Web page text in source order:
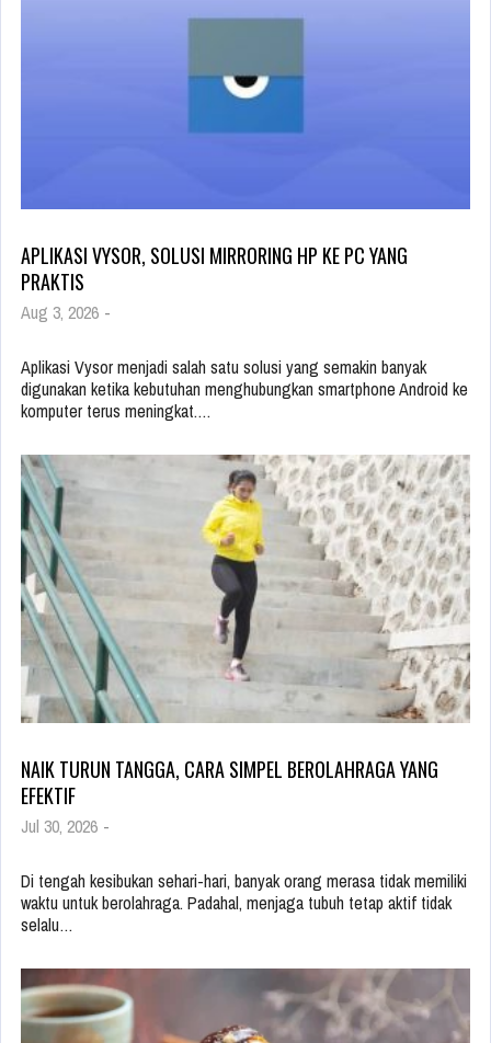
APLIKASI VYSOR, SOLUSI MIRRORING HP KE PC YANG
PRAKTIS
Aug 3, 2026 -
Aplikasi Vysor menjadi salah satu solusi yang semakin banyak
digunakan ketika kebutuhan menghubungkan smartphone Android ke
komputer terus meningkat.…
NAIK TURUN TANGGA, CARA SIMPEL BEROLAHRAGA YANG
EFEKTIF
Jul 30, 2026 -
Di tengah kesibukan sehari-hari, banyak orang merasa tidak memiliki
waktu untuk berolahraga. Padahal, menjaga tubuh tetap aktif tidak
selalu…